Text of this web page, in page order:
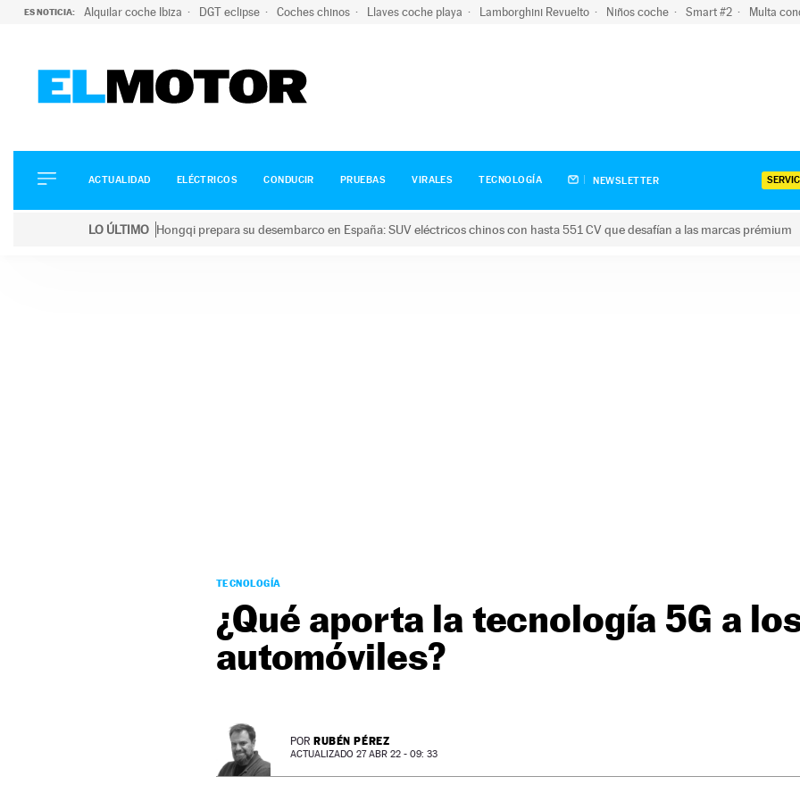
ES NOTICIA: Alquilar coche Ibiza DGT eclipse Coches chinos Llaves coche playa Lamborghini Revuelto Niños coche Smart #2 Multa
ELÉCTRICOS
CONDUCIR
ACTUALIDAD ELÉCTRICOS CONDUCIR PRUEBAS VIRALES TECNOLOGÍA NEWSLETTER
LO ÚLTIMO Hongqi prepara su desembarco en España: SUV eléctricos chinos con hasta 551 CV que desafían a las marcas prémium
TECNOLOGÍA
¿Qué aporta la tecnología 5G a
automóviles?
POR RUBÉN PÉREZ
ACTUALIZADO 27 ABR 22 - 09: 33